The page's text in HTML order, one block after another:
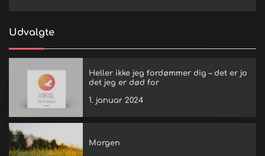
Udvalgte
Heller ikke jeg fordømmer dig – det er jo
det jeg er død for
1. januar 2024
Morgen